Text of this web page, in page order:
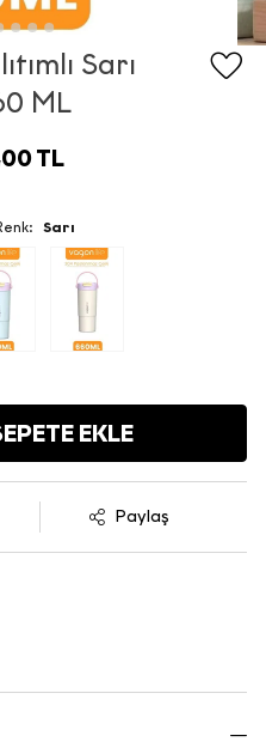
Sarı
ML
TL
Sarı
EKLE
Paylaş